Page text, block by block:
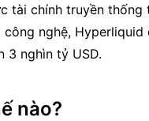
tài chính truyền
nghệ,
3 nghìn tỷ USD.
nào?